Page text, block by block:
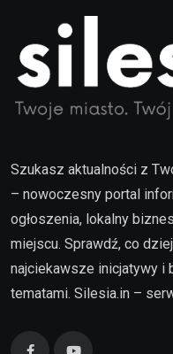
Szukasz aktualności z
– nowoczesny portal
ogłoszenia, lokalny
miejscu. Sprawdź, co
najciekawsze inicjatywy i
tematami. Silesia.in –